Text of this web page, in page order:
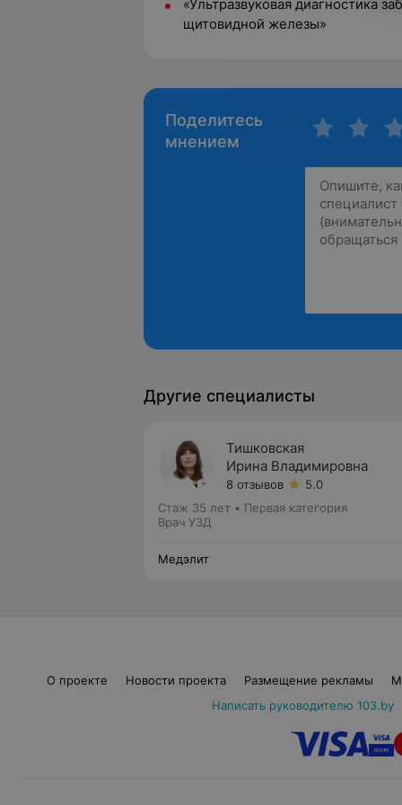
«Ультразвуковая диагностика
щитовидной железы»
Поделитесь
мнением
Другие специалисты
Тишковская
Ирина Владимировна
8 отзывов
5.0
Стаж 35 лет • Первая категория
Врач УЗД
Медэлит
О проекте Новости проекта Размещение рекламы
Написать руководителю 103.by